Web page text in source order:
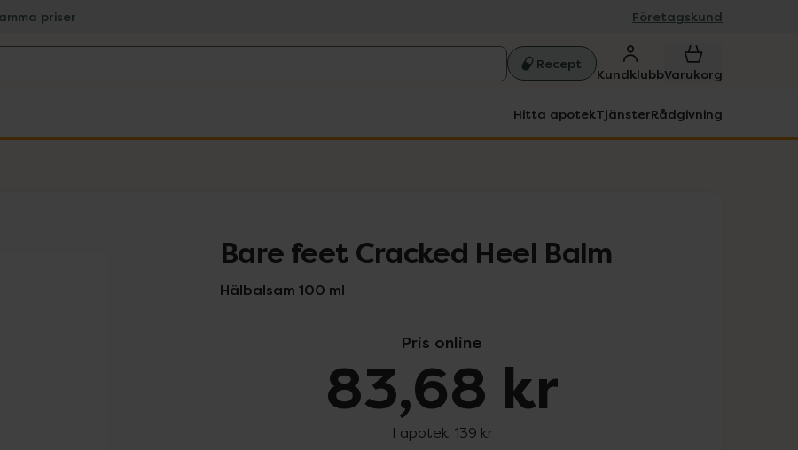
priser Företagskund
Recept
KundklubbVarukorg
Hitta apotekTjänsterRådgivning
Bare feet Cracked Heel Balm
Hälbalsam 100 ml
Pris online
83,68 kr
I apotek: 139 kr